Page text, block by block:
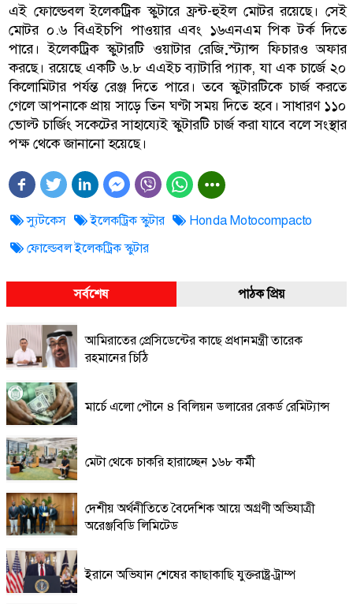
এই ফোল্ডেবল ইলেকট্রিক স্কুটারে ফ্রন্ট-হুইল মোটর রয়েছে। সেই
মোটর ০.৬ বিএইচপি পাওয়ার এবং ১৬এনএম পিক টর্ক দিতে
পারে। ইলেকট্রিক স্কুটারটি ওয়াটার রেজ়িস্ট্যান্স ফিচারও অফার
করছে। রয়েছে একটি ৬.৮ এএইচ ব্যাটারি প্যাক, যা এক চার্জে ২০
কিলোমিটার পর্যন্ত রেঞ্জ দিতে পারে। তবে স্কুটারটিকে চার্জ করতে
গেলে আপনাকে প্রায় সাড়ে তিন ঘণ্টা সময় দিতে হবে। সাধারণ ১১০
ভোল্ট চার্জিং সকেটের সাহায্যেই স্কুটারটি চার্জ করা যাবে বলে সংস্থার
পক্ষ থেকে জানানো হয়েছে।
স্যুটকেস ইলেকট্রিক স্কুটার
Honda Motocompacto
ফোল্ডেবল ইলেকট্রিক স্কুটার
সর্বশেষ পাঠক প্রিয়
আমিরাতের প্রেসিডেন্টের কাছে প্রধানমন্ত্রী তারেক
রহমানের চিঠি
মার্চে এলো পৌনে ৪ বিলিয়ন ডলারের রেকর্ড রেমিট্যান্স
মেটা থেকে চাকরি হারাচ্ছেন ১৬৮ কর্মী
দেশীয় অর্থনীতিতে বৈদেশিক আয়ে অগ্রণী অভিযাত্রী
অরেঞ্জবিডি লিমিটেড
ইরানে অভিযান শেষের কাছাকাছি যুক্তরাষ্ট্র-ট্রাম্প